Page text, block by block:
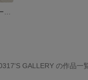
GALLERY の作品一